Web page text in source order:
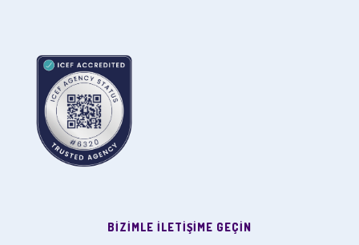
BİZİMLE İLETİŞİME GEÇİN